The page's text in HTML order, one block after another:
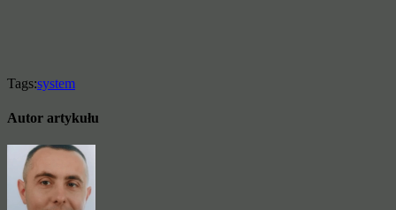
Tags:system
Autor artykułu